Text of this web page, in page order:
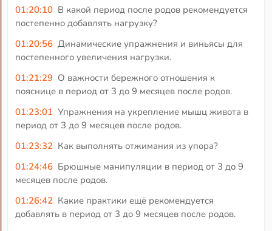
01:20:10 В какой период после родов рекомендуется
постепенно добавлять нагрузку?
01:20:56 Динамические упражнения и виньясы для
постепенного увеличения нагрузки.
01:21:29 О важности бережного отношения к
пояснице в период от 3 до 9 месяцев после родов.
01:23:01 Упражнения на укрепление мышц живота в
период от 3 до 9 месяцев после родов.
01:23:32 Как выполнять отжимания из упора?
01:24:46 Брюшные манипуляции в период от 3 до 9
месяцев после родов.
01:26:42 Какие практики ещё рекомендуется
добавлять в период от 3 до 9 месяцев после родов.